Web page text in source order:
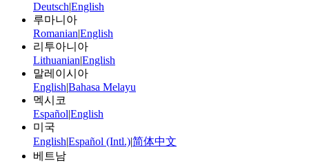
Deutsch|English
루마니아
Romanian|English
리투아니아
Lithuanian|English
말레이시아
English|Bahasa Melayu
멕시코
Español|English
미국
English|Español (Intl.)|简体中文
베트남